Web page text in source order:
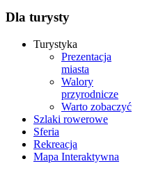
Dla turysty
Turystyka
Prezentacja
miasta
Walory
przyrodnicze
Warto zobaczyć
Szlaki rowerowe
Sferia
Rekreacja
Mapa Interaktywna